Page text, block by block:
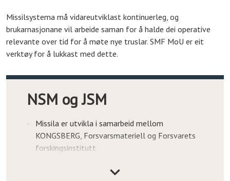
Missilsystema må vidareutviklast kontinuerleg, og
brukarnasjonane vil arbeide saman for å halde dei operative
relevante over tid for å møte nye truslar. SMF MoU er eit
verktøy for å lukkast med dette.
NSM og JSM
Missila er utvikla i samarbeid mellom
KONGSBERG, Forsvarsmateriell og Forsvarets
forskingsinstitutt
og landmål over store avstandar med høg